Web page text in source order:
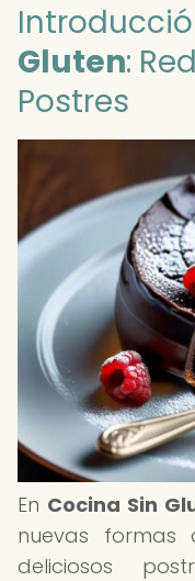
Gluten:
Postres
En Cocina Sin
nuevas
deliciosos